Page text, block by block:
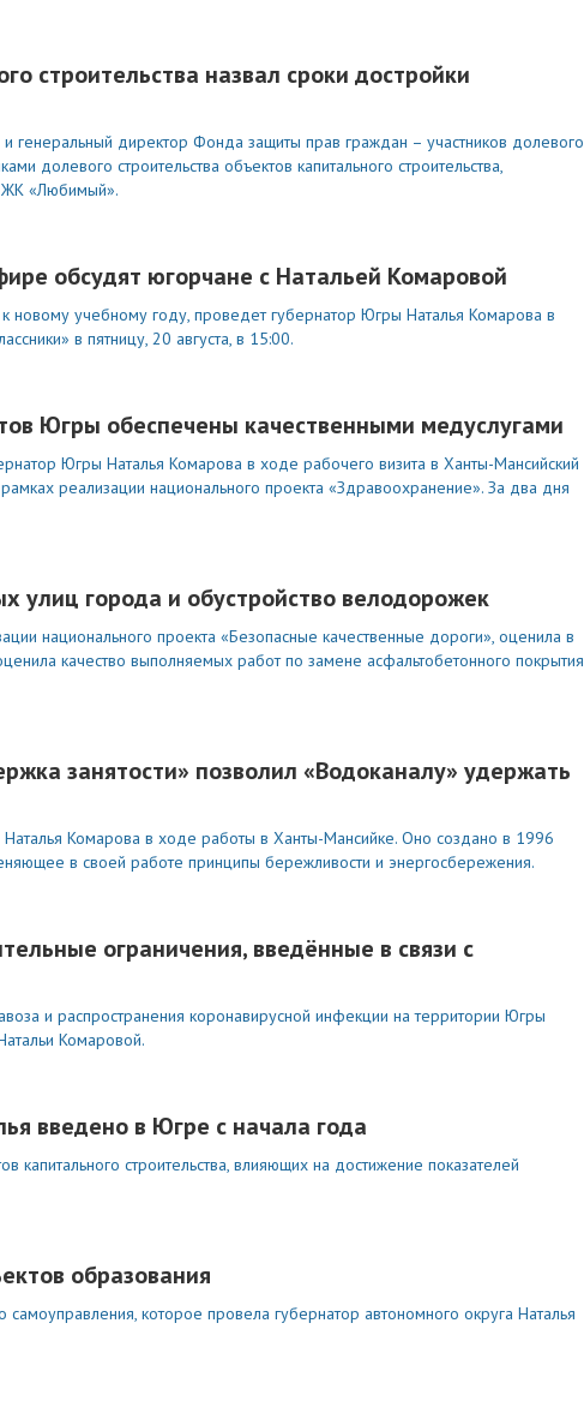
строительства назвал сроки достройки
генеральный директор Фонда защиты прав граждан – участников долевого
долевого строительства объектов капитального строительства,
«Любимый».
обсудят югорчане с Натальей Комаровой
новому учебному году, проведет губернатор Югры Наталья Комарова в
в пятницу, 20 августа, в 15:00.
Югры обеспечены качественными медуслугами
Югры Наталья Комарова в ходе рабочего визита в Ханты-Мансийский
реализации национального проекта «Здравоохранение». За два дня
улиц города и обустройство велодорожек
национального проекта «Безопасные качественные дороги», оценила в
качество выполняемых работ по замене асфальтобетонного покрытия
занятости» позволил «Водоканалу» удержать
Комарова в ходе работы в Ханты-Мансийке. Оно создано в 1996
в своей работе принципы бережливости и энергосбережения.
ограничения, введённые в связи с
и распространения коронавирусной инфекции на территории Югры
Комаровой.
введено в Югре с начала года
строительства, влияющих на достижение показателей
образования
которое провела губернатор автономного округа Наталья